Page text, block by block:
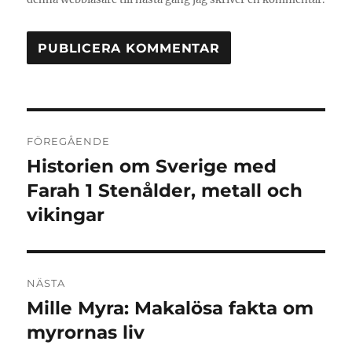
FÖREGÅENDE
Föregående
inlägg:
Historien om Sverige med
Farah 1 Stenålder, metall och
vikingar
NÄSTA
Nästa
inlägg:
Mille Myra: Makalösa fakta om
myrornas liv